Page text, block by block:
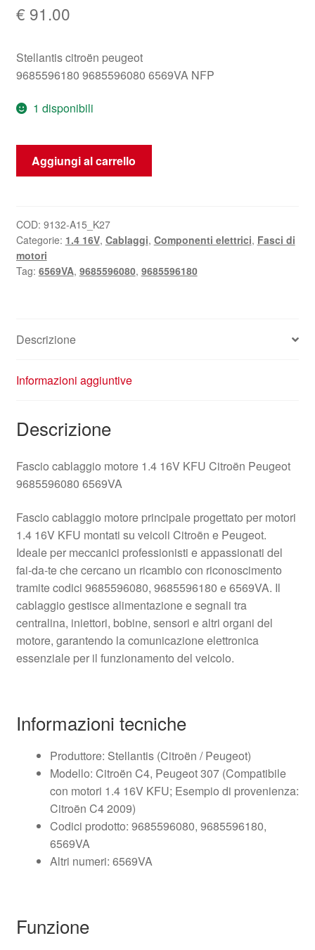
€ 91.00
Stellantis citroën peugeot
9685596180 9685596080 6569VA NFP
1 disponibili
Fascio
cablaggio
16V
KFU
Citroën
Peugeot
Aggiungi al carrello
COD: 9132-A15_K27
Categorie: 1.4 16V, Cablaggi, Componenti elettrici, Fasci di
motori
Tag: 6569VA, 9685596080, 9685596180
Descrizione
Informazioni aggiuntive
Descrizione
Fascio cablaggio motore 1.4 16V KFU Citroën Peugeot
9685596080 6569VA
Fascio cablaggio motore principale progettato per motori
1.4 16V KFU montati su veicoli Citroën e Peugeot.
Ideale per meccanici professionisti e appassionati del
fai-da-te che cercano un ricambio con riconoscimento
tramite codici 9685596080, 9685596180 e 6569VA. Il
cablaggio gestisce alimentazione e segnali tra
centralina, iniettori, bobine, sensori e altri organi del
motore, garantendo la comunicazione elettronica
essenziale per il funzionamento del veicolo.
Informazioni tecniche
Produttore: Stellantis (Citroën / Peugeot)
Modello: Citroën C4, Peugeot 307 (Compatibile
con motori 1.4 16V KFU; Esempio di provenienza:
Citroën C4 2009)
Codici prodotto: 9685596080, 9685596180,
6569VA
Altri numeri: 6569VA
Funzione